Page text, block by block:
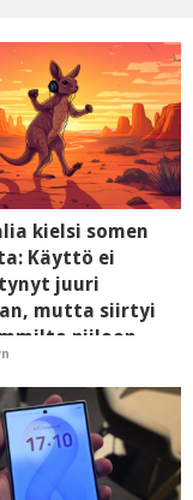
kielsi somen
Käyttö ei
juuri
mutta siirtyi
piiloon